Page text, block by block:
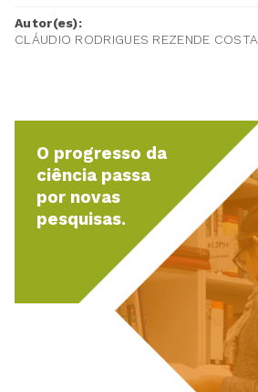
Autor(es):
CLÁUDIO RODRIGUES REZENDE COSTA
O progresso da
ciência passa
por novas
pesquisas.